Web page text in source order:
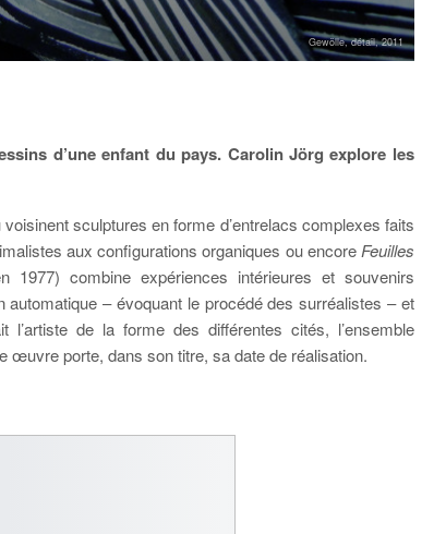
Gewölle, détail, 2011
d’une enfant du pays. Carolin Jörg explore les
sculptures en forme d’entrelacs complexes faits
aux configurations organiques ou encore Feuilles
combine expériences intérieures et souvenirs
– évoquant le procédé des surréalistes – et
de la forme des différentes cités, l’ensemble
œuvre porte, dans son titre, sa date de réalisation.